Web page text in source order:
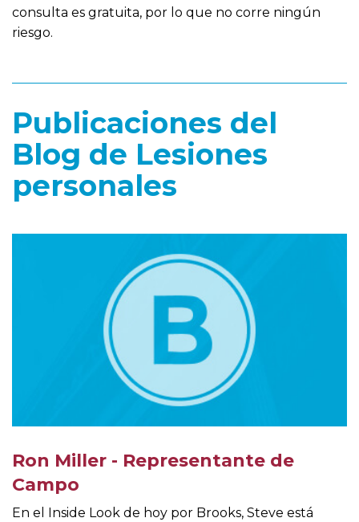
consulta es gratuita, por lo que no corre ningún
riesgo.
Publicaciones del
Blog de Lesiones
personales
Ron Miller - Representante de
Campo
En el Inside Look de hoy por Brooks, Steve está